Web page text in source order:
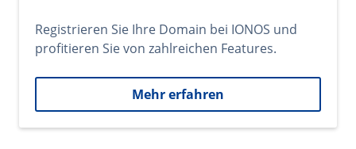
Registrieren Sie Ihre Domain bei IONOS und
profitieren Sie von zahlreichen Features.
Mehr erfahren